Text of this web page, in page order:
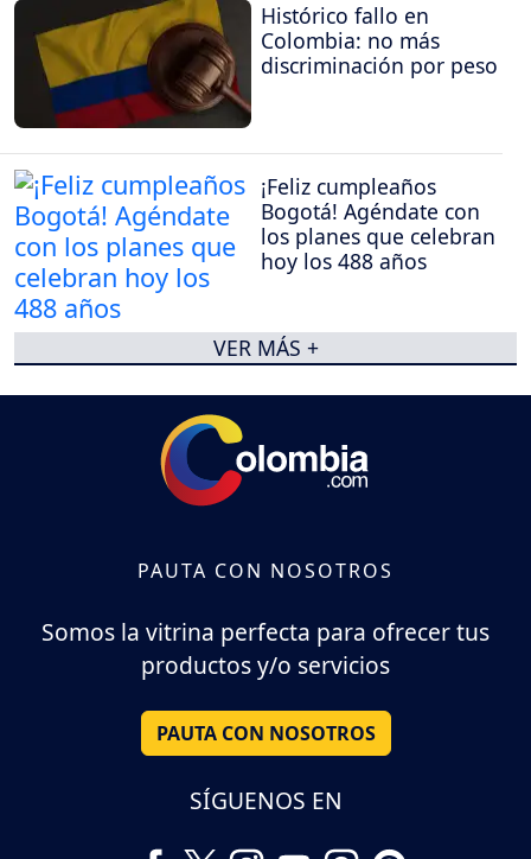
Histórico fallo en
Colombia: no más
discriminación por peso
¡Feliz cumpleaños
Bogotá! Agéndate con
los planes que celebran
hoy los 488 años
VER MÁS +
PAUTA CON NOSOTROS
Somos la vitrina perfecta para ofrecer tus
productos y/o servicios
PAUTA CON NOSOTROS
SÍGUENOS EN